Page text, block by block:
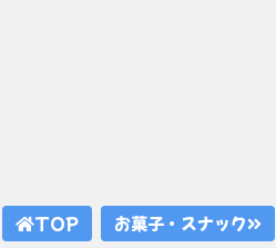
TOP お菓子・スナック